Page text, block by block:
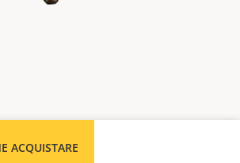
ACQUISTARE